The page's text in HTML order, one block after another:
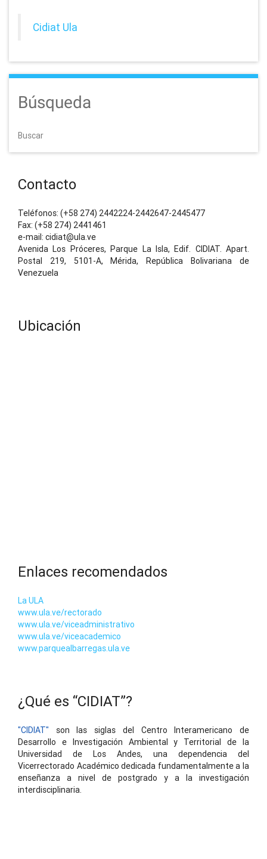
Cidiat Ula
Búsqueda
Buscar
Contacto
Teléfonos: (+58 274) 2442224-2442647-2445477
Fax: (+58 274) 2441461
e-mail: cidiat@ula.ve
Avenida Los Próceres, Parque La Isla, Edif. CIDIAT. Apart.
Postal 219, 5101-A, Mérida, República Bolivariana de
Venezuela
Ubicación
Enlaces recomendados
La ULA
www.ula.ve/rectorado
www.ula.ve/viceadministrativo
www.ula.ve/viceacademico
www.parquealbarregas.ula.ve
¿Qué es “CIDIAT”?
"CIDIAT" son las siglas del Centro Interamericano de
Desarrollo e Investigación Ambiental y Territorial de la
Universidad de Los Andes, una dependencia del
Vicerrectorado Académico dedicada fundamentalmente a la
enseñanza a nivel de postgrado y a la investigación
interdisciplinaria.